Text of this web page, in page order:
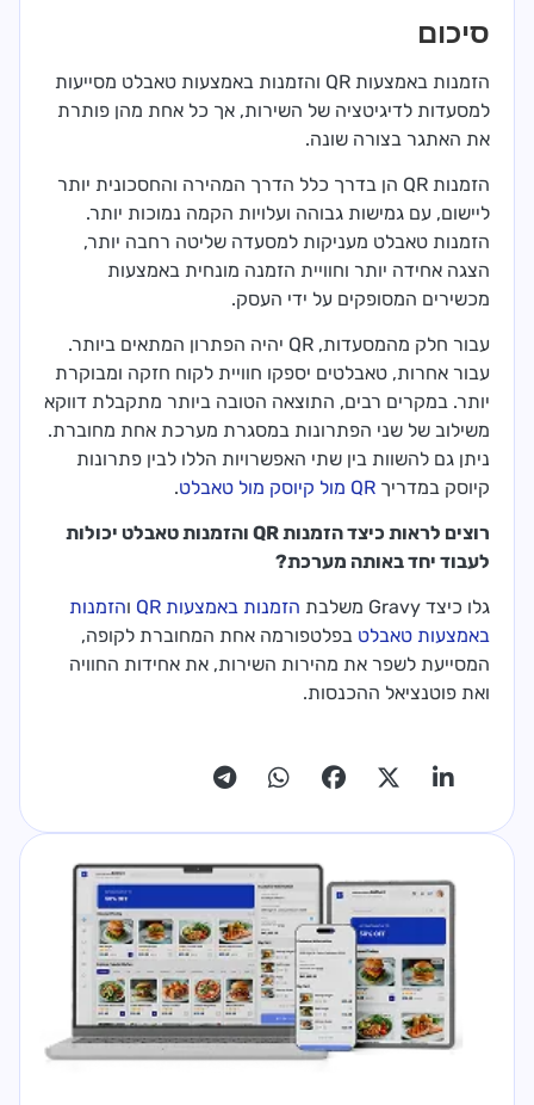
סיכום
הזמנות באמצעות QR והזמנות באמצעות טאבלט מסייעות
למסעדות לדיגיטציה של השירות, אך כל אחת מהן פותרת
את האתגר בצורה שונה.
הזמנות QR הן בדרך כלל הדרך המהירה והחסכונית יותר
ליישום, עם גמישות גבוהה ועלויות הקמה נמוכות יותר.
הזמנות טאבלט מעניקות למסעדה שליטה רחבה יותר,
הצגה אחידה יותר וחוויית הזמנה מונחית באמצעות
מכשירים המסופקים על ידי העסק.
עבור חלק מהמסעדות, QR יהיה הפתרון המתאים ביותר.
עבור אחרות, טאבלטים יספקו חוויית לקוח חזקה ומבוקרת
יותר. במקרים רבים, התוצאה הטובה ביותר מתקבלת דווקא
משילוב של שני הפתרונות במסגרת מערכת אחת מחוברת.
ניתן גם להשוות בין שתי האפשרויות הללו לבין פתרונות
קיוסק במדריך QR מול קיוסק מול טאבלט
.
רוצים לראות כיצד הזמנות QR והזמנות טאבלט יכולות
לעבוד יחד באותה מערכת?
גלו כיצד Gravy משלבת
הזמנות באמצעות QR והזמנות
באמצעות טאבלט בפלטפורמה אחת המחוברת לקופה,
המסייעת לשפר את מהירות השירות, את אחידות החוויה
ואת פוטנציאל ההכנסות.